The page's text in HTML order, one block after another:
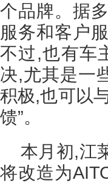
个品牌。据
服务和客户
不过,也有车
决,尤其是一
积极,也可以
馈”。
本月初,江
将改造为